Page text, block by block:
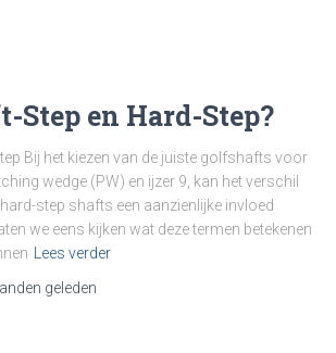
Step en Hard-Step?
Bij het kiezen van de juiste golfshafts voor
wedge (PW) en ijzer 9, kan het verschil
step shafts een aanzienlijke invloed
we eens kijken wat deze termen betekenen
Lees verder
geleden